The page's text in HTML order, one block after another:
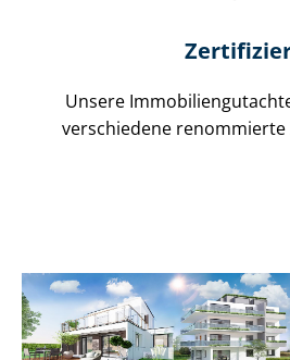
Unsere
verschiedene